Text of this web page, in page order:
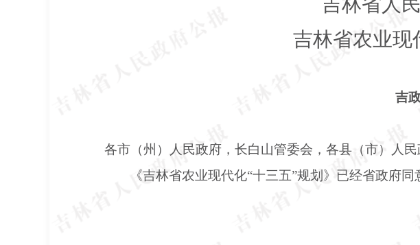
吉林省农业现
吉
各市（州）人民政府，长白山管委会，各县（市）人
《吉林省农业现代化“十三五”规划》已经省政府